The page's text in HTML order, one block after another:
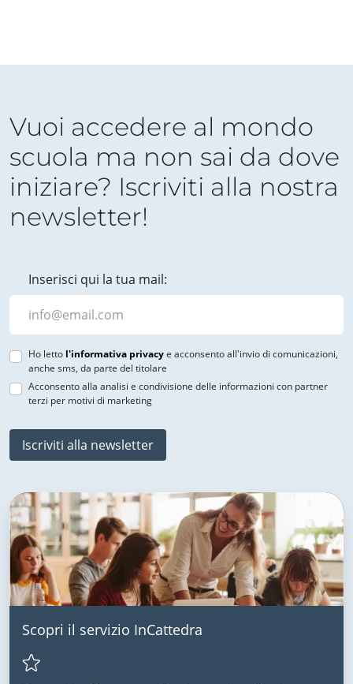
Vuoi accedere al mondo
scuola ma non sai da dove
iniziare? Iscriviti alla nostra
newsletter!
Inserisci qui la tua mail:
Ho letto l'informativa privacye acconsento all'invio di comunicazioni,
anche sms, da parte del titolare
Acconsento alla analisi e condivisione delle informazioni con partner
terzi per motivi di marketing
Iscriviti alla newsletter
Scopri il servizio InCattedra